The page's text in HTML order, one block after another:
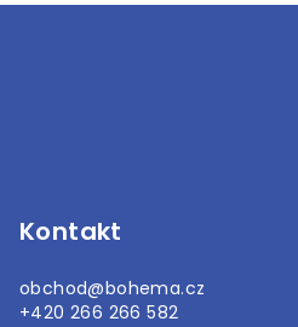
Kontakt
obchod@bohema.cz
+420 266 266 582